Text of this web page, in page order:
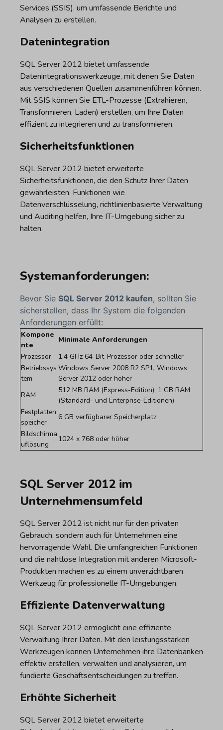
Services (SSIS), um umfassende Berichte und
Analysen zu erstellen.
Datenintegration
SQL Server 2012 bietet umfassende
Datenintegrationswerkzeuge, mit denen Sie Daten
aus verschiedenen Quellen zusammenführen können.
Mit SSIS können Sie ETL-Prozesse (Extrahieren,
Transformieren, Laden) erstellen, um Ihre Daten
effizient zu integrieren und zu transformieren.
Sicherheitsfunktionen
SQL Server 2012 bietet erweiterte
Sicherheitsfunktionen, die den Schutz Ihrer Daten
gewährleisten. Funktionen wie
Datenverschlüsselung, richtlinienbasierte Verwaltung
und Auditing helfen, Ihre IT-Umgebung sicher zu
halten.
Systemanforderungen:
Bevor Sie SQL Server 2012 kaufen, sollten Sie
sicherstellen, dass Ihr System die folgenden
Anforderungen erfüllt:
Kompone
nte
Minimale Anforderungen
Prozessor
1,4 GHz 64-Bit-Prozessor oder schneller
Betriebssys
tem
Windows Server 2008 R2 SP1, Windows
Server 2012 oder höher
RAM
512 MB RAM (Express-Edition); 1 GB RAM
(Standard- und Enterprise-Editionen)
Festplatten
speicher
6 GB verfügbarer Speicherplatz
Bildschirma
uflösung
1024 x 768 oder höher
SQL Server 2012 im
Unternehmensumfeld
SQL Server 2012 ist nicht nur für den privaten
Gebrauch, sondern auch für Unternehmen eine
hervorragende Wahl. Die umfangreichen Funktionen
und die nahtlose Integration mit anderen Microsoft-
Produkten machen es zu einem unverzichtbaren
Werkzeug für professionelle IT-Umgebungen.
Effiziente Datenverwaltung
SQL Server 2012 ermöglicht eine effiziente
Verwaltung Ihrer Daten. Mit den leistungsstarken
Werkzeugen können Unternehmen ihre Datenbanken
effektiv erstellen, verwalten und analysieren, um
fundierte Geschäftsentscheidungen zu treffen.
Erhöhte Sicherheit
SQL Server 2012 bietet erweiterte